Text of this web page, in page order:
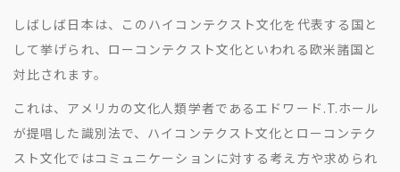
しばしば日本は、このハイコンテクスト文化を代表する国と
して挙げられ、ローコンテクスト文化といわれる欧米諸国と
対比されます。
これは、アメリカの文化人類学者であるエドワード.T.ホール
が提唱した識別法で、ハイコンテクスト文化とローコンテク
スト文化ではコミュニケーションに対する考え方や求められ